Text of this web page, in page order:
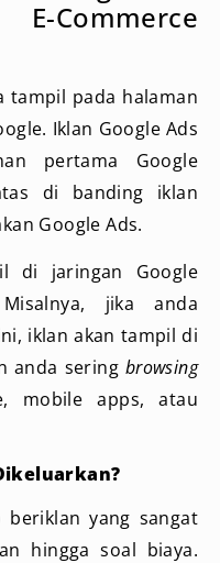
Commerce
tampil pada halaman
Iklan Google Ads
pertama Google
di banding iklan
Google Ads.
di jaringan Google
jika anda
iklan akan tampil di
anda sering browsing
mobile apps, atau
beriklan yang sangat
hingga soal biaya.